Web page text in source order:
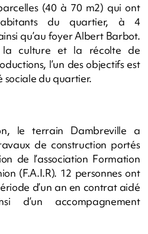
(40 à 70 m2) qui ont
du quartier, à 4
qu’au foyer Albert Barbot.
la culture et la récolte de
l’un des objectifs est
sociale du quartier.
le terrain Dambreville a
de construction portés
de l’association Formation
(F.A.I.R). 12 personnes ont
d’un an en contrat aidé
d’un accompagnement